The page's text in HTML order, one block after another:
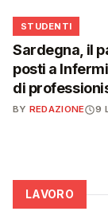
🎓
STUDENTI
Sardegna, il
posti a
di
BY REDAZIONE 9
LAVORO